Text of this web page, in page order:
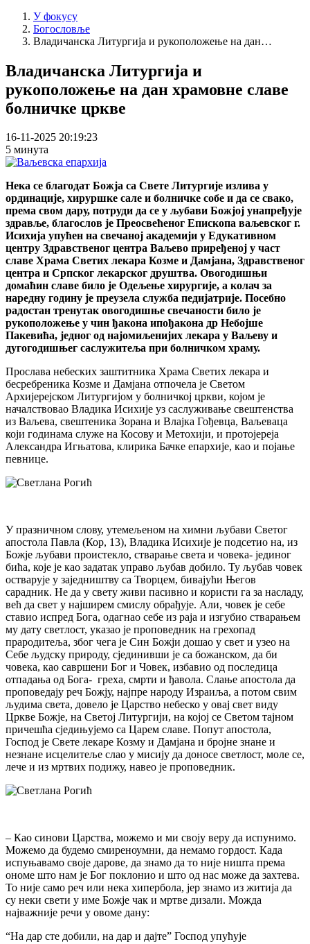
У фокусу
Богословље
Владичанска Литургија и рукоположење на дан…
Владичанска Литургија и
рукоположење на дан храмовне славе
болничке цркве
16-11-2025 20:19:23
5 минута
Нека се благодат Божја са Свете Литургије излива у
ординације, хируршке сале и болничке собе и да се свако,
према свом дару, потруди да се у љубави Божјој унапређује
здравље, благослов је Преосвећеног Епископа ваљевског г.
Исихија упућен на свечаној академији у Едукативном
центру Здравственог центра Ваљево приређеној у част
славе Храма Светих лекара Козме и Дамјана, Здравственог
центра и Српског лекарског друштва. Овогодишњи
домаћин славе било је Одељење хирургије, а колач за
наредну годину је преузела служба педијатрије. Посебно
радостан тренутак овогодишње свечаности било је
рукоположење у чин ђакона ипођакона др Небојше
Пакевића, једног од најомиљенијих лекара у Ваљеву и
дугогодишњег саслужитеља при болничком храму.
Прослава небеских заштитника Храма Светих лекара и
бесребреника Козме и Дамјана отпочела је Светом
Архијерејском Литургијом у болничкој цркви, којом је
началствовао Владика Исихије уз саслуживање свештенства
из Ваљева, свештеника Зорана и Влајка Гођевца, Ваљеваца
који годинама служе на Косову и Метохији, и протојереја
Александра Игњатова, клирика Бачке епархије, као и појање
певнице.
У празничном слову, утемељеном на химни љубави Светог
апостола Павла (Кор, 13), Владика Исихије је подсетио на, из
Божје љубави проистекло, стварање света и човека- јединог
бића, које је као задатак управо љубав добило. Ту љубав човек
остварује у заједништву са Творцем, бивајући Његов
сарадник. Не да у свету живи пасивно и користи га за насладу,
већ да свет у најширем смислу обрађује. Али, човек је себе
ставио испред Бога, одагнао себе из раја и изгубио стварањем
му дату светлост, указао је проповедник на грехопад
прародитеља, због чега је Син Божји дошао у свет и узео на
Себе људску природу, сјединивши је са божанском, да би
човека, као савршени Бог и Човек, избавио од последица
отпадања од Бога- греха, смрти и ђавола. Слање апостола да
проповедају реч Божју, најпре народу Израиља, а потом свим
људима света, довело је Царство небеско у овај свет виду
Цркве Божје, на Светој Литургији, на којој се Светом тајном
причешћа сједињујемо са Царем славе. Попут апостола,
Господ је Свете лекаре Козму и Дамјана и бројне знане и
незнане исцелитеље слао у мисију да доносе светлост, моле се,
лече и из мртвих подижу, навео је проповедник.
– Као синови Царства, можемо и ми своју веру да испунимо.
Можемо да будемо смиреноумни, да немамо гордост. Када
испуњавамо своје дарове, да знамо да то није ништа према
ономе што нам је Бог поклонио и што од нас може да захтева.
То није само реч или нека хипербола, јер знамо из житија да
су неки свети у име Божје чак и мртве дизали. Можда
најважније речи у овоме дану:
“На дар сте добили, на дар и дајте” Господ упућује